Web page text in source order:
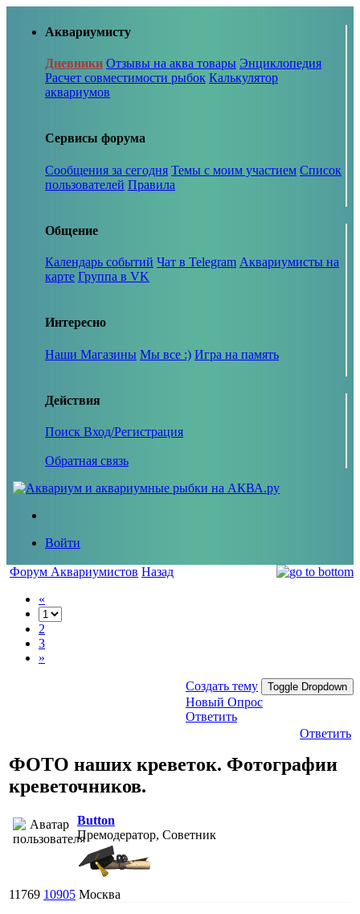
Аквариумисту
Дневники Отзывы на аква товары Энциклопедия
Расчет совместимости рыбок Калькулятор
аквариумов
Сервисы форума
Сообщения за сегодня Темы с моим участием Список
пользователей Правила
Общение
Календарь событий Чат в Telegram Аквариумисты на
карте Группа в VK
Интересно
Наши Магазины Мы все :) Игра на память
Действия
Поиск Вход/Регистрация
Обратная связь
Войти
Форум Аквариумистов Назад
«
2
3
»
Создать тему Toggle Dropdown
Новый Опрос
Ответить
Ответить
ФОТО наших креветок. Фотографии
креветочников.
Button
Премодератор, Советник
11769 10905 Москва